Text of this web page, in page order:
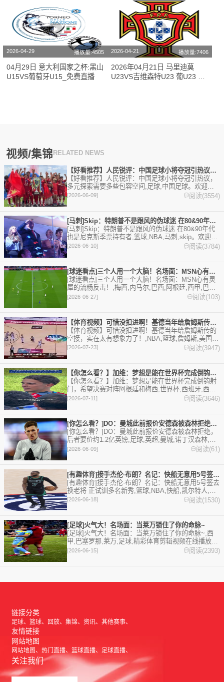
事高清直播]
2026-04-29 播放量:4505
04月29日 意大利国家之杯:黑山
U15VS葡萄牙U15_免费直播
2026-04-21 播放量:7406
2026年04月21日 马里迪莫
U23VS吉维森特U23 葡U23 比
视频/集锦 RELATED NEWS
【好看推荐】人民锐评：中国足球小将夺冠引热议，多元探索需要多
【好看推荐】人民锐评：中国足球小将夺冠引热议，
多元探索需要多些包容空间,足球,中国足球。欢迎收
藏本站，24小时为你更新最新的足球，篮球体育资
讯。
[2026-06-09] 阅读(3554)
[马刺]Skip：特朗普不是跟风的伪球迷 在80&90年代也
[马刺]Skip：特朗普不是跟风的伪球迷 在80&90年代
也是尼克斯季票持有者,篮球,NBA,马刺,skip。欢迎收
藏本站，24小时为你更新最新的足球，篮球体育资
讯。
[2026-06-10] 阅读(3784)
[球迷看点]三个人用一个大脑！名场面：MSN心有灵犀的流畅反
[球迷看点]三个人用一个大脑！名场面：MSN心有灵
犀的流畅反击！,梅西,内马尔,巴西,阿根廷,西甲,巴塞
罗那,迈阿密国际,足球,精彩体育剪辑视频在线播放。
[2026-06-27] 阅读(103)
【体育视频】可惜没扣进啊！基德当年给詹姆斯传的空接，实在太有
【体育视频】可惜没扣进啊！基德当年给詹姆斯传的
空接，实在太有想象力了！,NBA,篮球,詹姆斯,美国男
篮,精彩体育剪辑视频在线播放。本站提供最全的篮球
视频足球视频,集锦,录像。
[2026-07-23] 阅读(3947)
【你怎么看？】加维：梦想是能在世界杯完成倒钩射门，希望决赛对
【你怎么看？】加维：梦想是能在世界杯完成倒钩射
门，希望决赛对阵阿根廷和梅西,世界杯,西班牙,西甲,
巴塞罗那,阿根廷,梅西,足球,精彩体育剪辑视频在线播
[2026-07-11] 阅读(3646)
[你怎么看？]DO：曼城此前报价安德森被森林拒绝，后者要价约
[你怎么看？]DO：曼城此前报价安德森被森林拒绝，
后者要价约1.2亿英镑,足球,英超,曼城,诺丁汉森林,转
会。欢迎收藏本站，24小时为你更新最新的足球，篮
球体育资讯。
[2026-06-09] 阅读(61)
[有趣体育]接手杰伦·布朗？名记：快船无意用5号签去换老将
[有趣体育]接手杰伦·布朗？名记：快船无意用5号签去
换老将 正试训多名新秀,篮球,NBA,快船,凯尔特人,雄
鹿,杰伦·布朗,字母哥。欢迎收藏本站，24小时为你更
新最新的足球，篮球体育资讯。
[2026-06-18] 阅读(1530)
[足球]火气大！名场面：当莱万锁住了你的命脉~
[足球]火气大！名场面：当莱万锁住了你的命脉~,西
甲,巴塞罗那,莱万,足球,精彩体育剪辑视频在线播放。
本站提供最全的篮球视频足球视频,集锦,录像。
[2026-06-15] 阅读(2393)
链接分类
足球 篮球 回放 集锦 资讯 其他赛事
友情链接
网站地图
网站地图 热门直播 篮球直播 足球直播
关注我们